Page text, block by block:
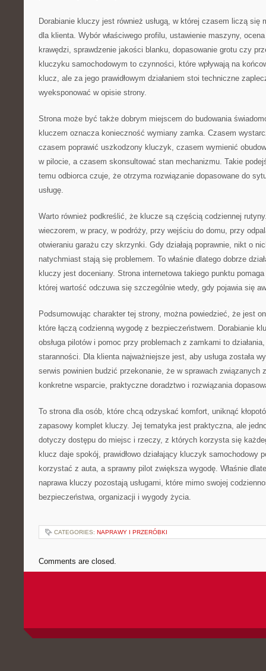
Dorabianie kluczy jest również usługą, w której czasem liczą się
dla klienta. Wybór właściwego profilu, ustawienie maszyny,
krawędzi, sprawdzenie jakości blanku, dopasowanie grotu czy
kluczyku samochodowym to czynności, które wpływają na
klucz, ale za jego prawidłowym działaniem stoi techniczne
wyeksponować w opisie strony.
Strona może być także dobrym miejscem do budowania
kluczem oznacza konieczność wymiany zamka. Czasem
czasem poprawić uszkodzony kluczyk, czasem wymienić
w pilocie, a czasem skonsultować stan mechanizmu. Takie
temu odbiorca czuje, że otrzyma rozwiązanie dopasowane do
usługę.
Warto również podkreślić, że klucze są częścią codziennej
wieczorem, w pracy, w podróży, przy wejściu do domu, przy
otwieraniu garażu czy skrzynki. Gdy działają poprawnie, nikt o
natychmiast stają się problemem. To właśnie dlatego dobrze
kluczy jest doceniany. Strona internetowa takiego punktu
której wartość odczuwa się szczególnie wtedy, gdy pojawia się
Podsumowując charakter tej strony, można powiedzieć, że jest
które łączą codzienną wygodę z bezpieczeństwem. Dorabianie
obsługa pilotów i pomoc przy problemach z zamkami to
staranności. Dla klienta najważniejsze jest, aby usługa została
serwis powinien budzić przekonanie, że w sprawach związanych
konkretne wsparcie, praktyczne doradztwo i rozwiązania
To strona dla osób, które chcą odzyskać komfort, uniknąć
zapasowy komplet kluczy. Jej tematyka jest praktyczna, ale
dotyczy dostępu do miejsc i rzeczy, z których korzysta się
klucz daje spokój, prawidłowo działający kluczyk samochodowy
korzystać z auta, a sprawny pilot zwiększa wygodę. Właśnie
naprawa kluczy pozostają usługami, które mimo swojej
bezpieczeństwa, organizacji i wygody życia.
CATEGORIES: NAPRAWY I PRZERÓBKI
Comments are closed.